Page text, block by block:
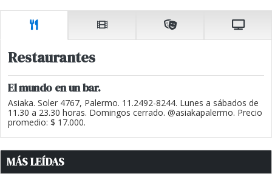
Restaurantes
El mundo en un bar.
Asiaka. Soler 4767, Palermo. 11.2492-8244. Lunes a sábados de
11.30 a 23.30 horas. Domingos cerrado. @asiakapalermo. Precio
promedio: $ 17.000.
MÁS LEÍDAS